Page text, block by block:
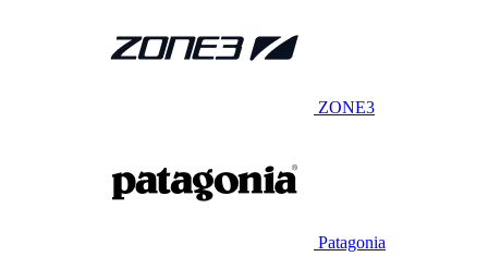
ZONE3
Patagonia